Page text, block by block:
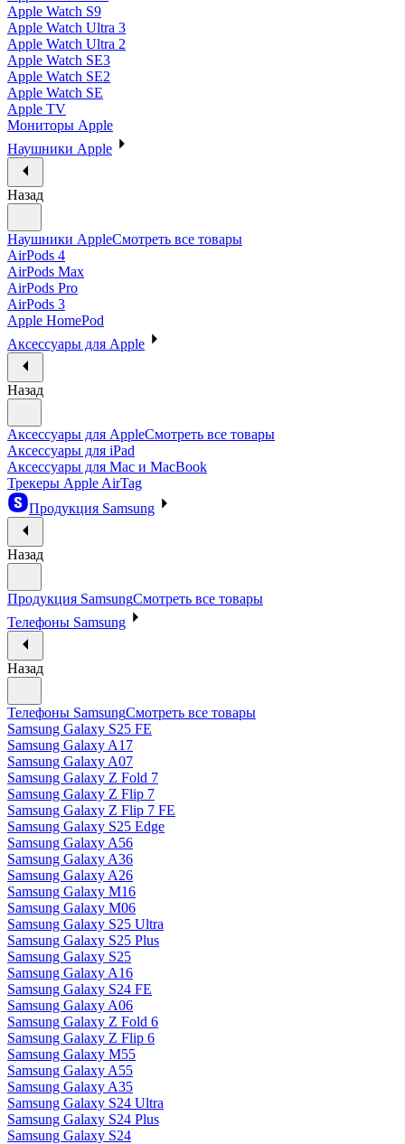
Apple Watch S9
Apple Watch Ultra 3
Apple Watch Ultra 2
Apple Watch SE3
Apple Watch SE2
Apple Watch SE
Apple TV
Мониторы Apple
Наушники Apple
Назад
Наушники AppleСмотреть все товары
AirPods 4
AirPods Max
AirPods Pro
AirPods 3
Apple HomePod
Аксессуары для Apple
Назад
Аксессуары для AppleСмотреть все товары
Аксессуары для iPad
Аксессуары для Mac и MacBook
Трекеры Apple AirTag
Продукция Samsung
Назад
Продукция SamsungСмотреть все товары
Телефоны Samsung
Назад
Телефоны SamsungСмотреть все товары
Samsung Galaxy S25 FE
Samsung Galaxy A17
Samsung Galaxy A07
Samsung Galaxy Z Fold 7
Samsung Galaxy Z Flip 7
Samsung Galaxy Z Flip 7 FE
Samsung Galaxy S25 Edge
Samsung Galaxy A56
Samsung Galaxy A36
Samsung Galaxy A26
Samsung Galaxy M16
Samsung Galaxy M06
Samsung Galaxy S25 Ultra
Samsung Galaxy S25 Plus
Samsung Galaxy S25
Samsung Galaxy A16
Samsung Galaxy S24 FE
Samsung Galaxy A06
Samsung Galaxy Z Fold 6
Samsung Galaxy Z Flip 6
Samsung Galaxy M55
Samsung Galaxy A55
Samsung Galaxy A35
Samsung Galaxy S24 Ultra
Samsung Galaxy S24 Plus
Samsung Galaxy S24